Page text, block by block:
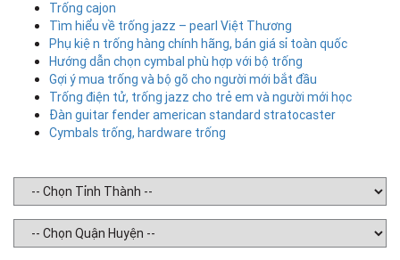
Trống cajon
Tìm hiểu về trống jazz – pearl Việt Thương
Phụ kiện trống hàng chính hãng, bán giá sỉ toàn quốc
Hướng dẫn chọn cymbal phù hợp với bộ trống
Gợi ý mua trống và bộ gõ cho người mới bắt đầu
Trống điện tử, trống jazz cho trẻ em và người mới học
Đàn guitar fender american standard stratocaster
Cymbals trống, hardware trống